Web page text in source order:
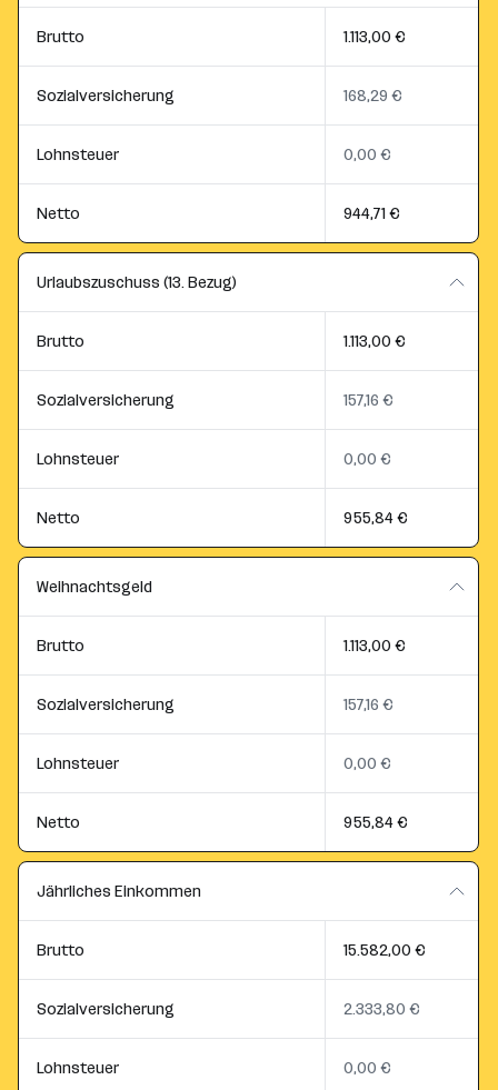
Brutto 1.113,00 €
Sozialversicherung 168,29 €
Lohnsteuer 0,00 €
Netto 944,71 €
Urlaubszuschuss (13. Bezug)
Brutto 1.113,00 €
Sozialversicherung 157,16 €
Lohnsteuer 0,00 €
Netto 955,84 €
Weihnachtsgeld
Brutto 1.113,00 €
Sozialversicherung 157,16 €
Lohnsteuer 0,00 €
Netto 955,84 €
Jährliches Einkommen
Brutto 15.582,00 €
Sozialversicherung 2.333,80 €
Lohnsteuer 0,00 €